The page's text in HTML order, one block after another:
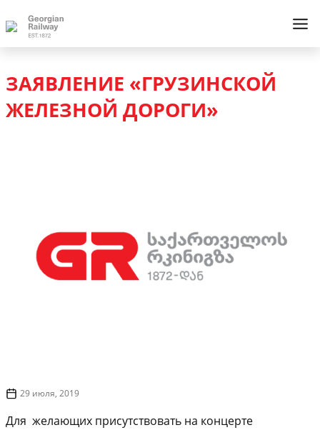
ЗАЯВЛЕНИЕ «ГРУЗИНСКОЙ
ЖЕЛЕЗНОЙ ДОРОГИ»
29 июля, 2019
Для желающих присутствовать на концерте